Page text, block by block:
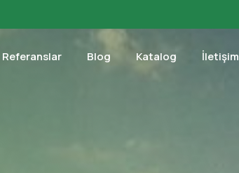
Referanslar Blog Katalog İletişim